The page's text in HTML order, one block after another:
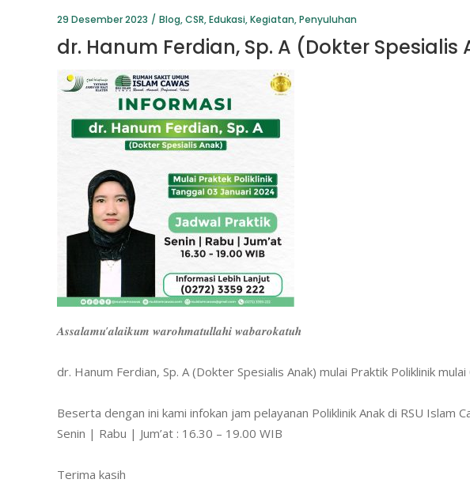
29 Desember 2023 Blog,CSR,Edukasi,Kegiatan,Penyuluhan
dr. Hanum Ferdian, Sp. A (Dokter
𝑨𝒔𝒔𝒂𝒍𝒂𝒎𝒖’𝒂𝒍𝒂𝒊𝒌𝒖𝒎 𝒘𝒂𝒓𝒐𝒉𝒎𝒂𝒕𝒖𝒍𝒍𝒂𝒉𝒊 𝒘𝒂𝒃𝒂𝒓𝒐𝒌𝒂𝒕𝒖𝒉
dr. Hanum Ferdian, Sp. A (Dokter Spesialis Anak) mulai Praktik Poliklinik mulai
Beserta dengan ini kami infokan jam pelayanan Poliklinik Anak di RSU Islam
Senin | Rabu | Jum’at : 16.30 – 19.00 WIB
Terima kasih